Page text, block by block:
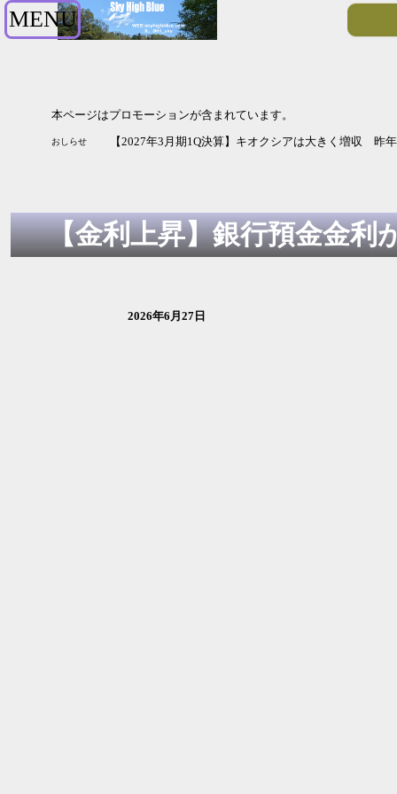
MENU
本ページはプロモーションが含まれています。
おしらせ 【2027年3月期1Q決算】キオクシアは大きく増収
【金利上昇】銀行預金金
2026年6月27日